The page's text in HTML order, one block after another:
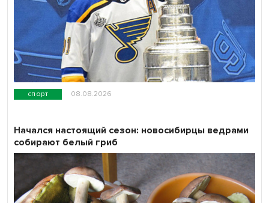
спорт 08.08.2026
Начался настоящий сезон: новосибирцы ведрами
собирают белый гриб